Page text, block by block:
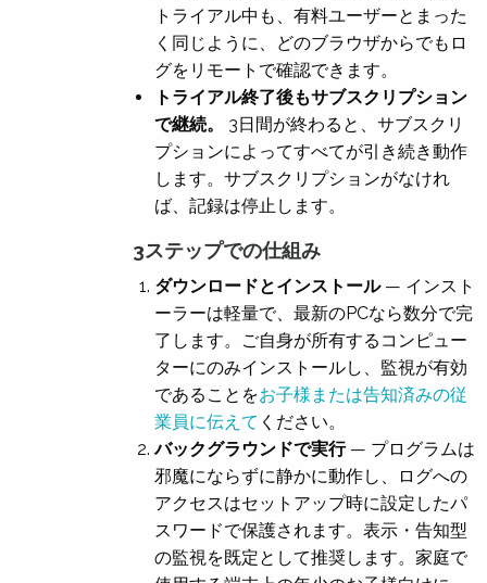
トライアル中も、有料ユーザーとまった
く同じように、どのブラウザからでもロ
グをリモートで確認できます。
トライアル終了後もサブスクリプション
で継続。
3日間が終わると、サブスクリ
プションによってすべてが引き続き動作
します。サブスクリプションがなけれ
ば、記録は停止します。
3ステップでの仕組み
ダウンロードとインストール— インスト
ーラーは軽量で、最新のPCなら数分で完
了します。ご自身が所有するコンピュー
ターにのみインストールし、監視が有効
であることをお子様または告知済みの従
業員に伝えて ください。
バックグラウンドで実行— プログラムは
邪魔にならずに静かに動作し、ログへの
アクセスはセットアップ時に設定したパ
スワードで保護されます。表示・告知型
の監視を既定として推奨します。家庭で